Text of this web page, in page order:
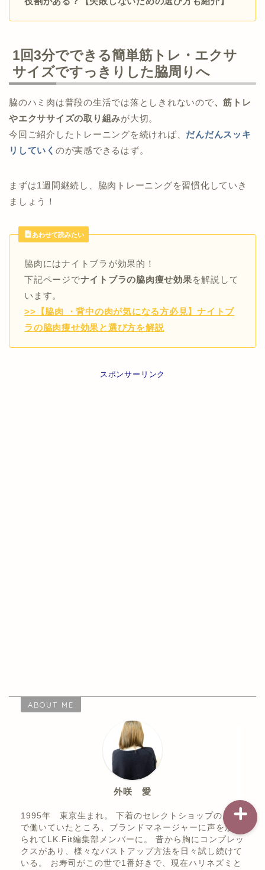
1回3分でできる簡単筋トレ・エクサ
サイズですっきりした脇周りへ
脇のハミ肉は普段の生活では落としきれないので、筋トレ
やエクササイズの取り組みが大切。
今回ご紹介したトレーニングを続ければ、 だんだんスッキ
リしていく のが実感できるはず。
まずは1週間継続し、脇肉トレーニングを習慣化していき
ましょう！
あわせて読みたい
脇肉にはナイトブラが効果的！
下記ページでナイトブラの脇肉痩せ効果を解説して
います。
>>【脇肉 ・背中の肉が気になる方必見】ナイトブ
ラの脇肉痩せ効果と選び方を解説
スポンサーリンク
ABOUT ME
外咲 愛
1995年 東京生まれ。 下着のセレクトショップの店員
で働いていたところ、ブランドマネージャーに声をかけ
られてLK.Fit編集部メンバーに。 昔から胸にコンプレッ
クスがあり、様々なバストアップ方法を日々試し続けて
いる。 お寿司がこの世で1番好きで、現在ハリネズミと
ナイトブラの基礎知識